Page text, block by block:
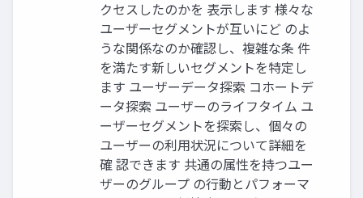
クセスしたのかを 表示します 様々な
ユーザーセグメントが互いにど のよ
うな関係なのか確認し、複雑な条 件
を満たす新しいセグメントを特定し
ます ユーザーデータ探索 コホートデ
ータ探索 ユーザーのライフタイム ユ
ーザーセグメントを探索し、個々の
ユーザーの利用状況について詳細を
確 認できます 共通の属性を持つユー
ザーのグループ の行動とパフォーマ